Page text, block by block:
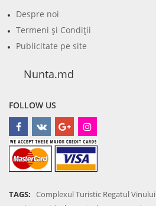
Despre noi
Termeni şi Condiţii
Publicitate pe site
Nunta.md
FOLLOW US
TAGS: Complexul Turistic Regatul Vinului